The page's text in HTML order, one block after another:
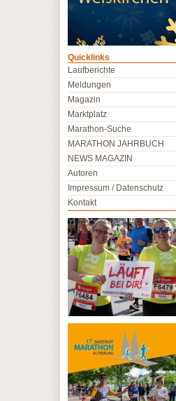
Quicklinks
Laufberichte
Meldungen
Magazin
Marktplatz
Marathon-Suche
MARATHON JAHRBUCH
NEWS MAGAZIN
Autoren
Impressum / Datenschutz
Kontakt